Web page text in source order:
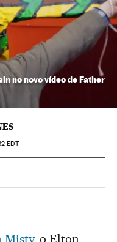
no novo vídeo de Father
EDT
Misty, o Elton